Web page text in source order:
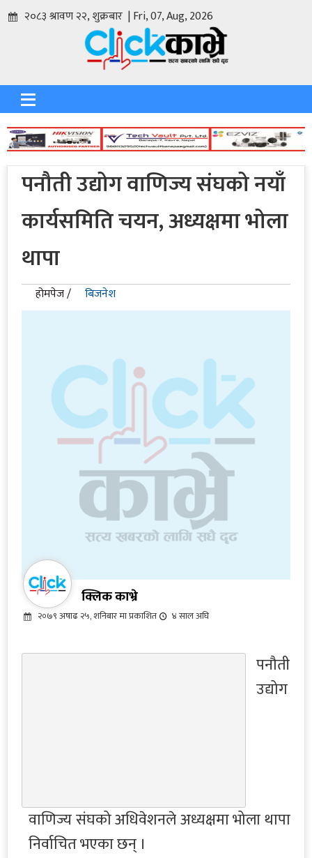
२०८३ श्रावण २२, शुक्रबार | Fri, 07, Aug, 2026
पनौती उद्योग वाणिज्य संघको नयाँ
कार्यसमिति चयन, अध्यक्षमा भोला
थापा
होमपेज / बिजनेश
क्लिक काभ्रे
२०७९ अषाढ २५, शनिबार मा प्रकाशित ४ साल अघि
पनौती
उद्योग
वाणिज्य संघको अधिवेशनले अध्यक्षमा भोला थापा
निर्वाचित भएका छन् ।